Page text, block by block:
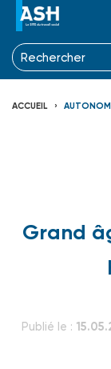
ACCUEIL
Grand
Publié le :